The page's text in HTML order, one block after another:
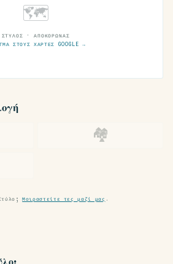
🗺
ΣΤΎΛΟΣ · ΑΠΟΚΌΡΩΝΑΣ
ΣΤΟΥΣ ΧΆΡΤΕΣ GOOGLE →
🏘
Μοιραστείτε τες μαζί μας .